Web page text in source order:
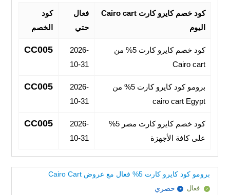
كود خصم كايرو كارت Cairo cart
اليوم
فعال
حتي
كود
الخصم
كود خصم كايرو كارت 5% من
Cairo cart
2026-
10-31
CC005
برومو كود كايرو كارت 5% من
cairo cart Egypt
2026-
10-31
CC005
كود خصم كايرو كارت مصر 5%
على كافة الأجهزة
2026-
10-31
CC005
برومو كود كايرو كارت 5% فعال مع عروض Cairo Cart
فعال حصري